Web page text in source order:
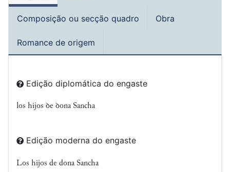
Composição ou secção quadro Obra
Romance de origem
Edição diplomática do engaste
los hijos ꝺe ꝺona Sancha
Edição moderna do engaste
Los hijos de dona Sancha